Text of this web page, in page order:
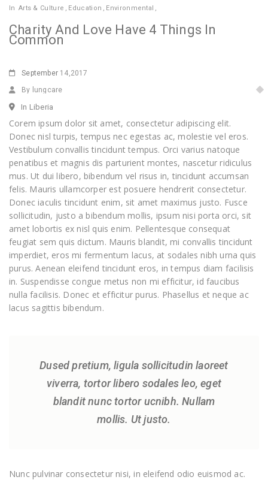
In Arts & Culture Education Environmental
Charity And Love Have 4 Things In
Common
September 14,2017
By lungcare
In Liberia
Corem ipsum dolor sit amet, consectetur adipiscing elit.
Donec nisl turpis, tempus nec egestas ac, molestie vel eros.
Vestibulum convallis tincidunt tempus. Orci varius natoque
penatibus et magnis dis parturient montes, nascetur ridiculus
mus. Ut dui libero, bibendum vel risus in, tincidunt accumsan
felis. Mauris ullamcorper est posuere hendrerit consectetur.
Donec iaculis tincidunt enim, sit amet maximus justo. Fusce
sollicitudin, justo a bibendum mollis, ipsum nisi porta orci, sit
amet lobortis ex nisl quis enim. Pellentesque consequat
feugiat sem quis dictum. Mauris blandit, mi convallis tincidunt
imperdiet, eros mi fermentum lacus, at sodales nibh urna quis
purus. Aenean eleifend tincidunt eros, in tempus diam facilisis
in. Suspendisse congue metus non mi efficitur, id faucibus
nulla facilisis. Donec et efficitur purus. Phasellus et neque ac
lacus sagittis bibendum.
Dused pretium, ligula sollicitudin laoreet
viverra, tortor libero sodales leo, eget
blandit nunc tortor ucnibh. Nullam
mollis. Ut justo.
Nunc pulvinar consectetur nisi, in eleifend odio euismod ac.